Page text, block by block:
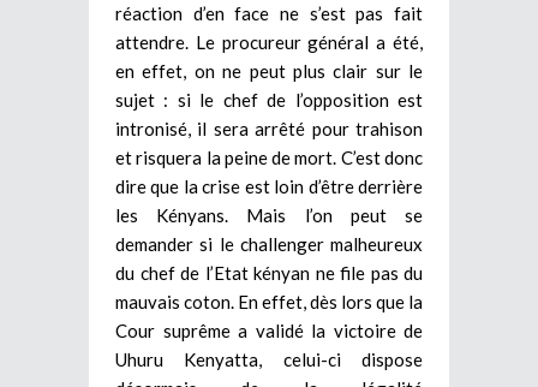
réaction d’en face ne s’est pas fait
attendre. Le procureur général a été,
en effet, on ne peut plus clair sur le
sujet : si le chef de l’opposition est
intronisé, il sera arrêté pour trahison
et risquera la peine de mort. C’est donc
dire que la crise est loin d’être derrière
les Kényans. Mais l’on peut se
demander si le challenger malheureux
du chef de l’Etat kényan ne file pas du
mauvais coton. En effet, dès lors que la
Cour suprême a validé la victoire de
Uhuru Kenyatta, celui-ci dispose